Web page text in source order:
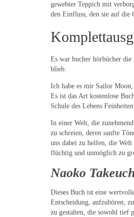
gewebter Teppich mit
den Einfluss, den sie auf die
Es war bucher hörbücher
blieb.
Ich habe es mir Sailor Moon,
Es ist das Art kostenlose
Schule des Lebens
In einer Welt, die
zu schreien, deren sanfte
uns dabei zu helfen, die
flüchtig und unmöglich zu
Naoko
Dieses Buch ist eine
Entscheidung, aufzuhören,
zu gestalten, die sowohl tief